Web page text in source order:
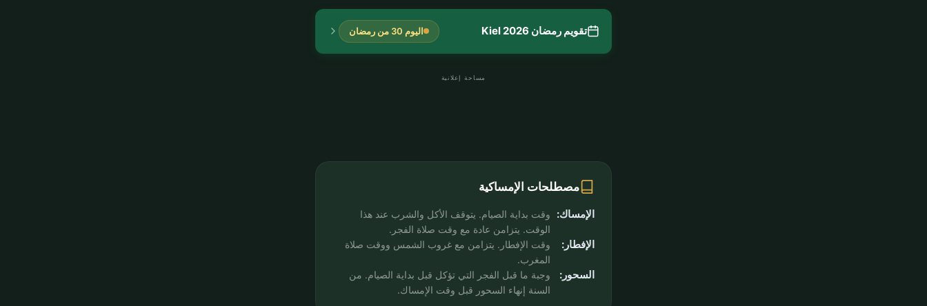
تقويم رمضان Kiel 2026 اليوم 30 من رمضان
مساحة إعلانية
مصطلحات الإمساكية
الإمساك:
وقت بداية الصيام. يتوقف الأكل والشرب عند هذا
الوقت. يتزامن عادة مع وقت صلاة الفجر.
الإفطار:
وقت الإفطار. يتزامن مع غروب الشمس ووقت صلاة
المغرب.
السحور:
وجبة ما قبل الفجر التي تؤكل قبل بداية الصيام. من
السنة إنهاء السحور قبل وقت الإمساك.